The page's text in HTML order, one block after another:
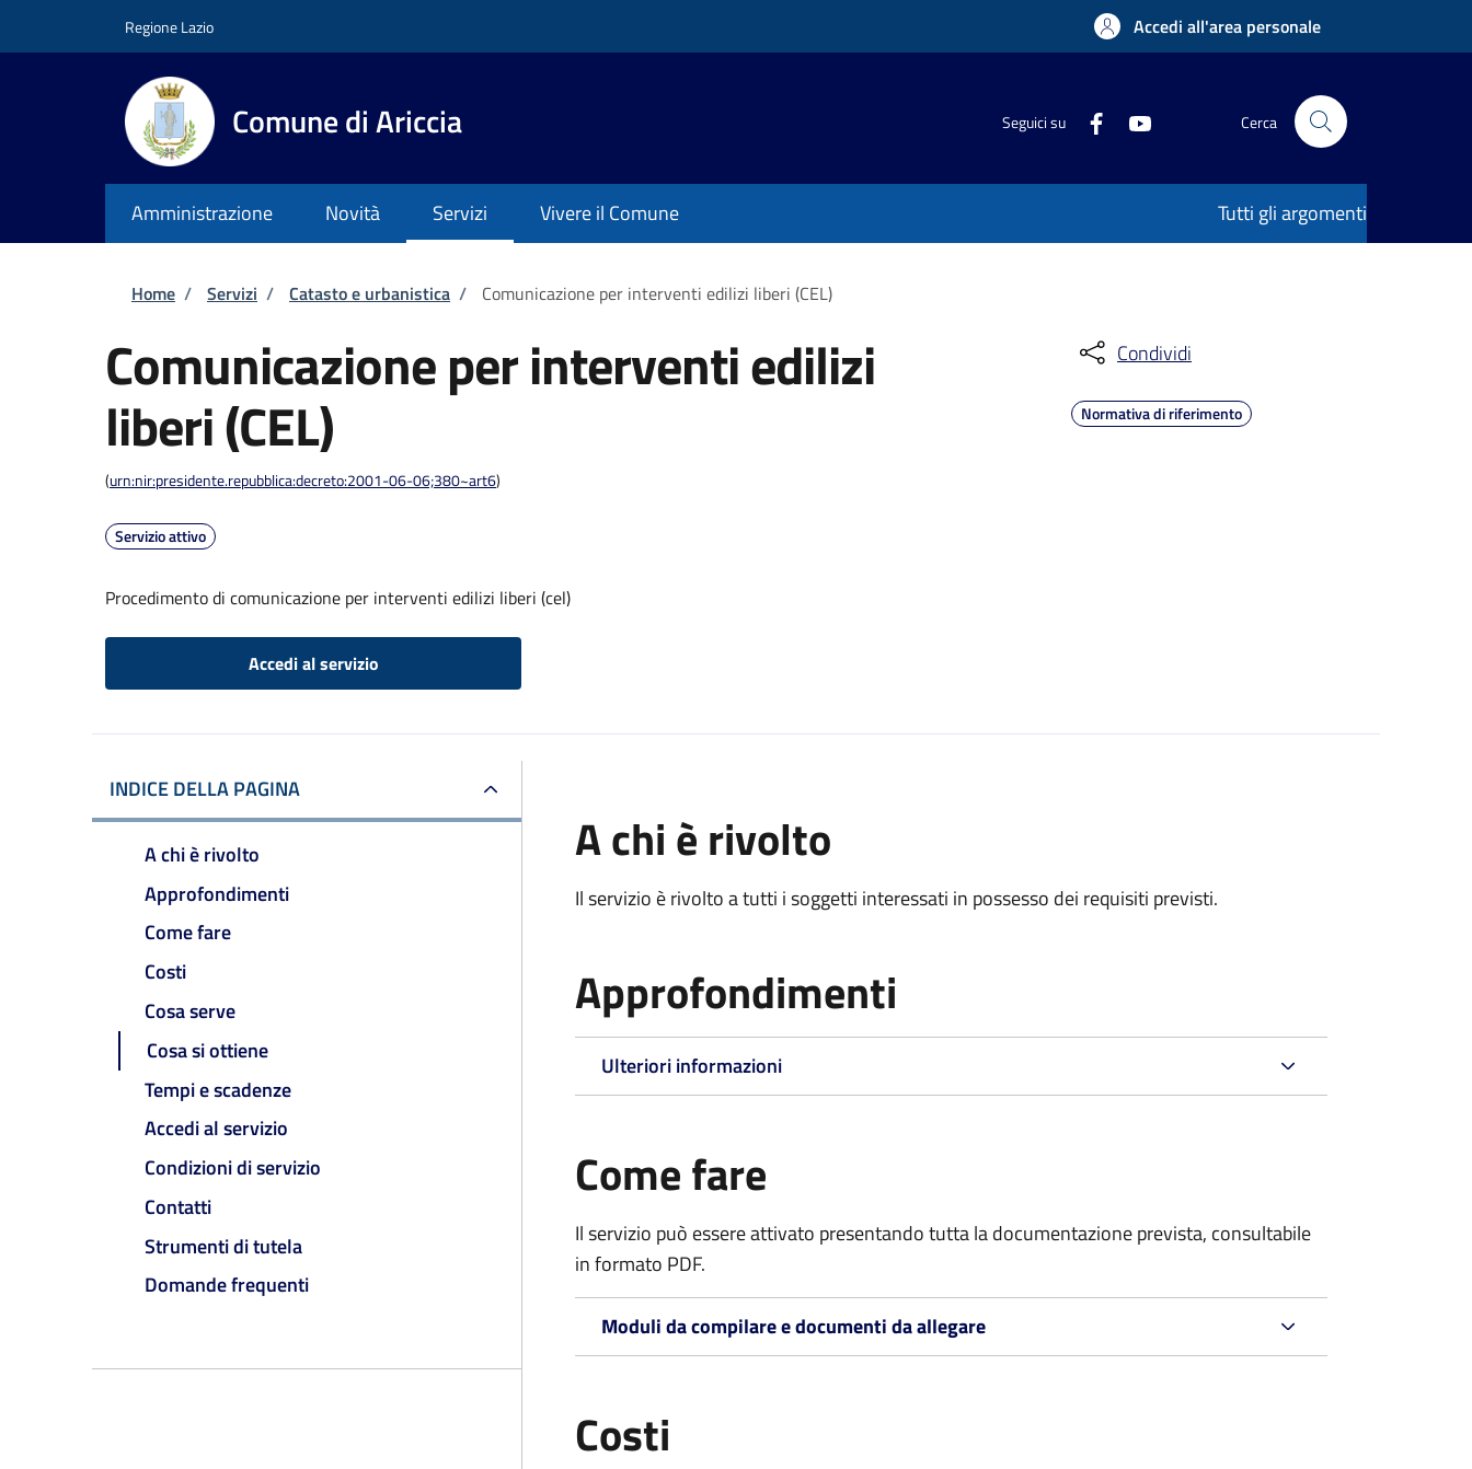
Regione Lazio Accedi all'area personale
Comune di Ariccia Seguici su Cerca
Amministrazione Novità Servizi Vivere il Comune Tutti gli argomenti
Briciole di pane
Home / Servizi / Catasto e urbanistica / Comunicazione per interventi edilizi liberi (CEL)
Comunicazione per interventi edilizi
liberi (CEL)
(urn:nir:presidente.repubblica:decreto:2001-06-06;380~art6)
Servizio attivo
Procedimento di comunicazione per interventi edilizi liberi (cel)
Accedi al servizio
Condividi
Normativa di riferimento
INDICE DELLA PAGINA
A chi è rivolto
Approfondimenti
Come fare
Costi
Cosa serve
Cosa si ottiene
Tempi e scadenze
Accedi al servizio
Condizioni di servizio
Contatti
Strumenti di tutela
Domande frequenti
A chi è rivolto
Il servizio è rivolto a tutti i soggetti interessati in possesso dei requisiti previsti.
Approfondimenti
Ulteriori informazioni
Come fare
Il servizio può essere attivato presentando tutta la documentazione prevista, consultabile
in formato PDF.
Moduli da compilare e documenti da allegare
Costi